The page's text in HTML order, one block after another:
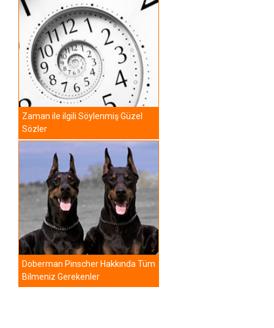
Zaman ile ilgili Söylenmiş Güzel
Sözler
Doberman Pinscher Hakkında Tüm
Bilmeniz Gerekenler